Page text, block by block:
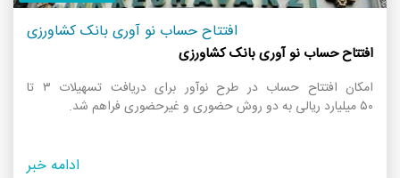
افتتاح حساب نو آوری بانک کشاورزی
افتتاح حساب نو آوری بانک کشاورزی
امکان افتتاح حساب در طرح نوآور برای دریافت تسهیلات ۳ تا
۵۰ میلیارد ریالی به دو روش حضوری و غیرحضوری فراهم شد.
ادامه خبر